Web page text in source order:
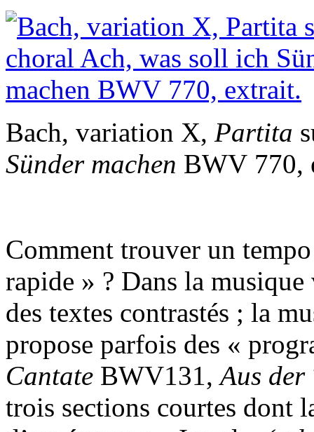
Bach, variation X, Partita
Sünder machen BWV 770,
Comment trouver un
rapide » ? Dans la
des textes contrastés ; la
propose parfois des «
Cantate BWV131,Aus der
trois sections courtes dont